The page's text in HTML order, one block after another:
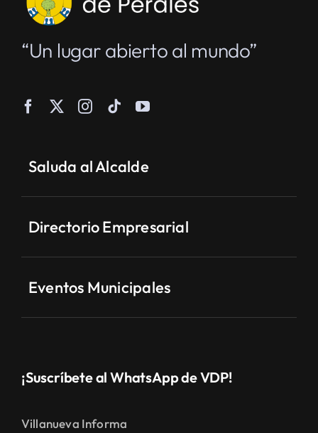
“Un lugar abierto al mundo”
Saluda al Alcalde
Directorio Empresarial
Eventos Municipales
¡Suscríbete al WhatsApp de VDP!
Villanueva Informa